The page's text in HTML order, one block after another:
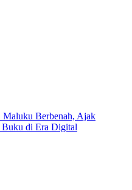
Maluku Berbenah, Ajak
di Era Digital